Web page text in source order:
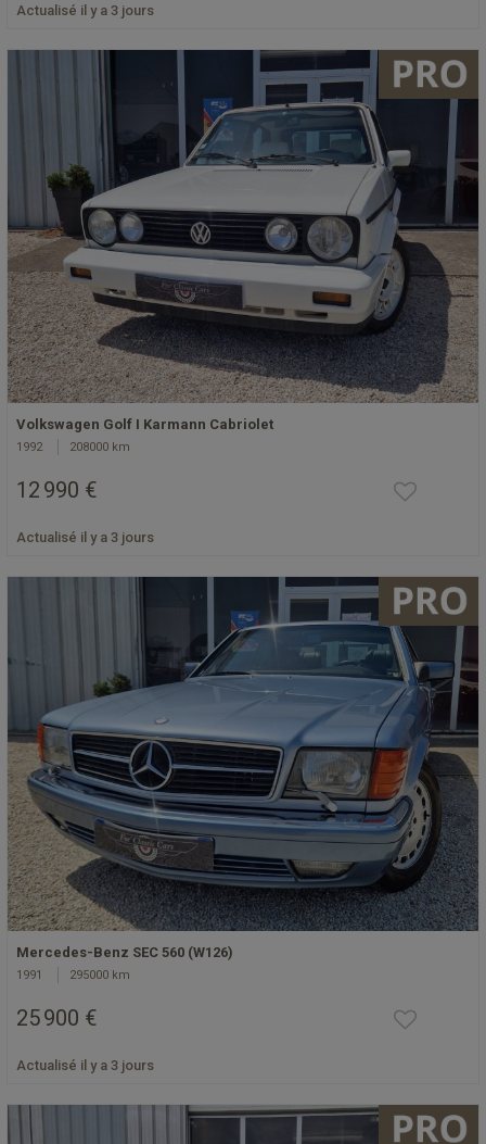
Actualisé il y a 3 jours
Volkswagen Golf I Karmann Cabriolet
1992 208000 km
12 990 €
Actualisé il y a 3 jours
Mercedes-Benz SEC 560 (W126)
1991 295000 km
25 900 €
Actualisé il y a 3 jours